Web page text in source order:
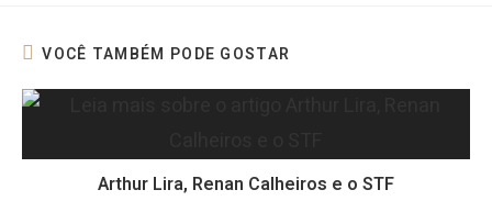
VOCÊ TAMBÉM PODE GOSTAR
Arthur Lira, Renan Calheiros e o STF